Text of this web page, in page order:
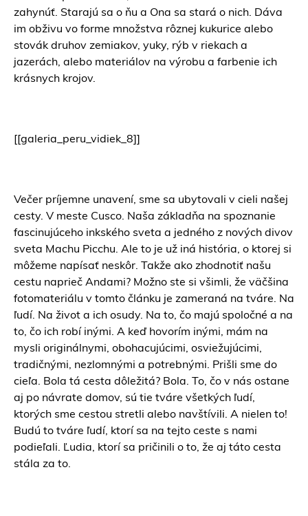
zahynúť. Starajú sa o ňu a Ona sa stará o nich. Dáva
im obživu vo forme množstva rôznej kukurice alebo
stovák druhov zemiakov, yuky, rýb v riekach a
jazerách, alebo materiálov na výrobu a farbenie ich
krásnych krojov.
[[galeria_peru_vidiek_8]]
Večer príjemne unavení, sme sa ubytovali v cieli našej
cesty. V meste Cusco. Naša základňa na spoznanie
fascinujúceho inkského sveta a jedného z nových divov
sveta Machu Picchu. Ale to je už iná história, o ktorej si
môžeme napísať neskôr. Takže ako zhodnotiť našu
cestu naprieč Andami? Možno ste si všimli, že väčšina
fotomateriálu v tomto článku je zameraná na tváre. Na
ľudí. Na život a ich osudy. Na to, čo majú spoločné a na
to, čo ich robí inými. A keď hovorím inými, mám na
mysli originálnymi, obohacujúcimi, osviežujúcimi,
tradičnými, nezlomnými a potrebnými. Prišli sme do
cieľa. Bola tá cesta dôležitá? Bola. To, čo v nás ostane
aj po návrate domov, sú tie tváre všetkých ľudí,
ktorých sme cestou stretli alebo navštívili. A nielen to!
Budú to tváre ľudí, ktorí sa na tejto ceste s nami
podieľali. Ľudia, ktorí sa pričinili o to, že aj táto cesta
stála za to.